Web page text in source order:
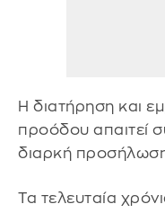
Η διατήρηση και
προόδου απαιτεί
διαρκή
Τα τελευταία